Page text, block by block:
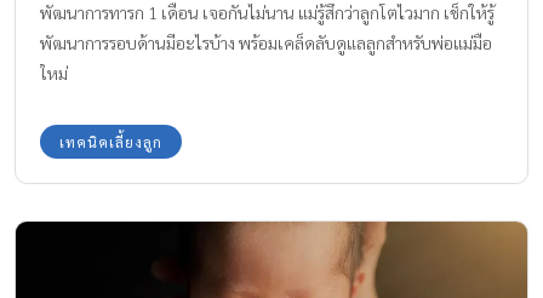
พัฒนาการทารก 1 เดือน เจอกันไม่นาน แม่รู้สึกว่าลูกโตไวมาก เช็กให้รู้
พัฒนาการรอบด้านมีอะไรบ้าง พร้อมเคล็ดลับดูแลลูกสำหรับพ่อแม่มือ
ใหม่
เทคนิคเลี้ยงลูก